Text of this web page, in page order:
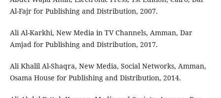
Al-Fajr for Publishing and Distribution, 2007.
Ali Al-Karkhi, New Media in TV Channels, Amman, Dar
Amjad for Publishing and Distribution, 2017.
Ali Khalil Al-Shaqra, New Media, Social Networks, Amman,
Osama House for Publishing and Distribution, 2014.